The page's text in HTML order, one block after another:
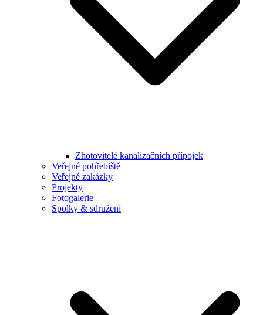
Zhotovitelé kanalizačních přípojek
Veřejné pohřebiště
Veřejné zakázky
Projekty
Fotogalerie
Spolky & sdružení